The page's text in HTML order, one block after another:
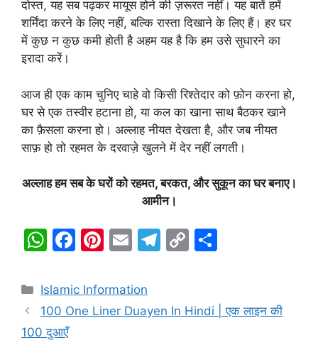
दोस्त, यह सब पढ़कर मायूस होने की ज़रूरत नहीं। यह बातें हमें
शर्मिंदा करने के लिए नहीं, बल्कि रास्ता दिखाने के लिए हैं। हर घर
में कुछ न कुछ कमी होती है अहम यह है कि हम उसे सुधारने का
इरादा करें।
आज ही एक काम चुनिए चाहे वो किसी रिश्तेदार को फ़ोन करना हो,
घर से एक तस्वीर हटाना हो, या कल का खाना साथ बैठकर खाने
का फ़ैसला करना हो। अल्लाह नीयत देखता है, और जब नीयत
साफ़ हो तो रहमत के दरवाज़े खुलने में देर नहीं लगती।
अल्लाह हम सब के घरों को रहमत, बरकत, और सुकून का घर बनाए।
आमीन।
W
at
s
A
F
c
e
Pi
er
e
E
ai
l
T
gr
C
y
e
Categories
Islamic Information
100 One Liner Duayen In Hindi | एक लाइन की
100 दुआएँ